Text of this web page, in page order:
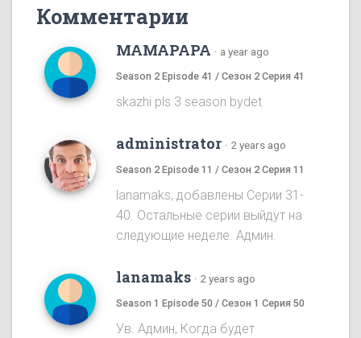
Комментарии
MAMAPAPA · a year ago
Season 2 Episode 41 / Сезон 2 Серия 41
skazhi pls 3 season bydet
administrator · 2 years ago
Season 2 Episode 11 / Сезон 2 Серия 11
lanamaks, добавлены Серии 31-
40. Остальные серии выйдут на
следующие неделе. Админ.
lanamaks · 2 years ago
Season 1 Episode 50 / Сезон 1 Серия 50
Ув. Админ, Когда будет